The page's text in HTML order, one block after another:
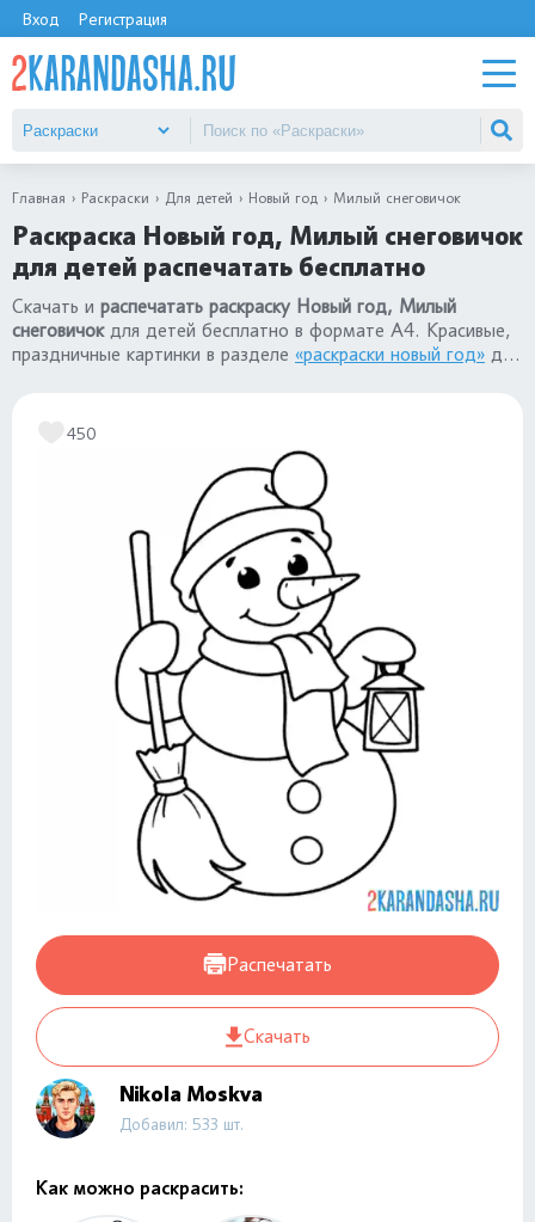
Вход Регистрация
Главная Раскраски Для детей Новый год Милый снеговичок
Раскраска Новый год, Милый снеговичок
для детей распечатать бесплатно
Скачать и распечатать раскраску Новый год, Милый
снеговичокдля детей бесплатно в формате А4. Красивые,
праздничные картинки в разделе «раскраски новый год» для
450
Распечатать
Скачать
Nikola Moskva
Добавил: 533 шт.
Как можно раскрасить: